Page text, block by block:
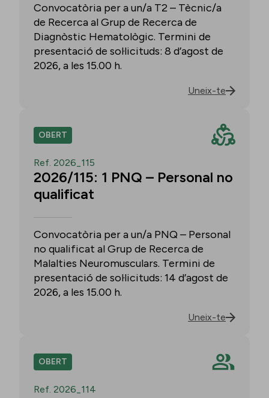
Convocatòria per a un/a T2 – Tècnic/a
de Recerca al Grup de Recerca de
Diagnòstic Hematològic. Termini de
presentació de sol·licituds: 8 d’agost de
2026, a les 15.00 h.
Uneix-te
OBERT
Ref. 2026_115
2026/115: 1 PNQ – Personal no
qualificat
Convocatòria per a un/a PNQ – Personal
no qualificat al Grup de Recerca de
Malalties Neuromusculars. Termini de
presentació de sol·licituds: 14 d’agost de
2026, a les 15.00 h.
Uneix-te
OBERT
Ref. 2026_114